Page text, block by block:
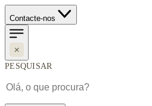
Contacte-nos
PESQUISAR